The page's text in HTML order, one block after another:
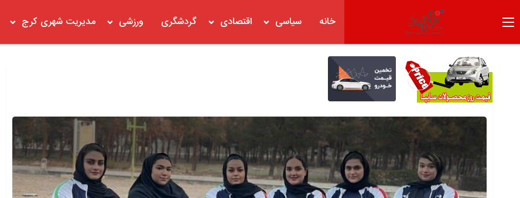
خانه سیاسی اقتصادی گردشگری ورزشی مدیریت شهری کرج